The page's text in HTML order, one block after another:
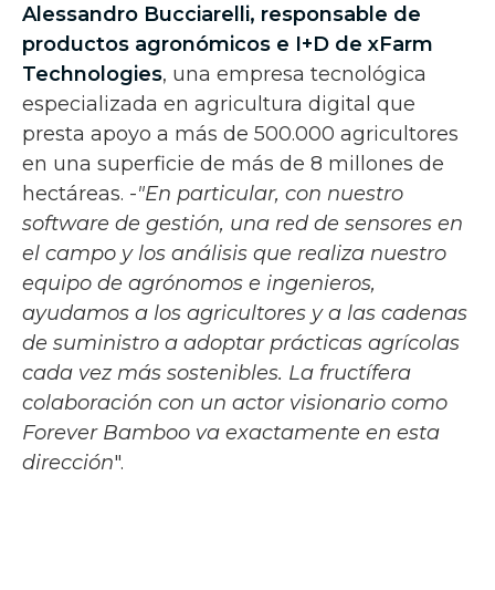
Alessandro Bucciarelli, responsable de
productos agronómicos e I+D de xFarm
Technologies, una empresa tecnológica
especializada en agricultura digital que
presta apoyo a más de 500.000 agricultores
en una superficie de más de 8 millones de
hectáreas. -"En particular, con nuestro
software de gestión, una red de sensores en
el campo y los análisis que realiza nuestro
equipo de agrónomos e ingenieros,
ayudamos a los agricultores y a las cadenas
de suministro a adoptar prácticas agrícolas
cada vez más sostenibles. La fructífera
colaboración con un actor visionario como
Forever Bamboo va exactamente en esta
dirección".